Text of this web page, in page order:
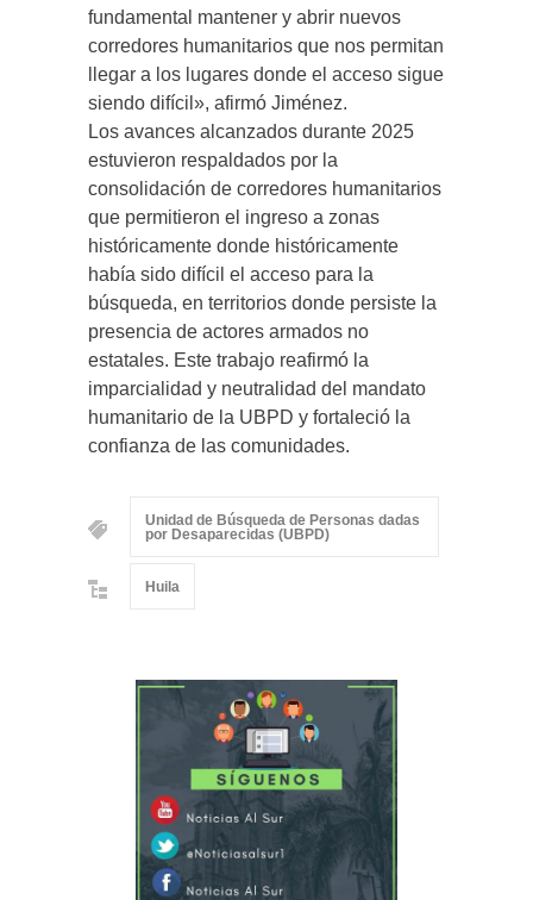
fundamental mantener y abrir nuevos
corredores humanitarios que nos permitan
llegar a los lugares donde el acceso sigue
siendo difícil», afirmó Jiménez.
Los avances alcanzados durante 2025
estuvieron respaldados por la
consolidación de corredores humanitarios
que permitieron el ingreso a zonas
históricamente donde históricamente
había sido difícil el acceso para la
búsqueda, en territorios donde persiste la
presencia de actores armados no
estatales. Este trabajo reafirmó la
imparcialidad y neutralidad del mandato
humanitario de la UBPD y fortaleció la
confianza de las comunidades.
Unidad de Búsqueda de Personas dadas
por Desaparecidas (UBPD)
Huila